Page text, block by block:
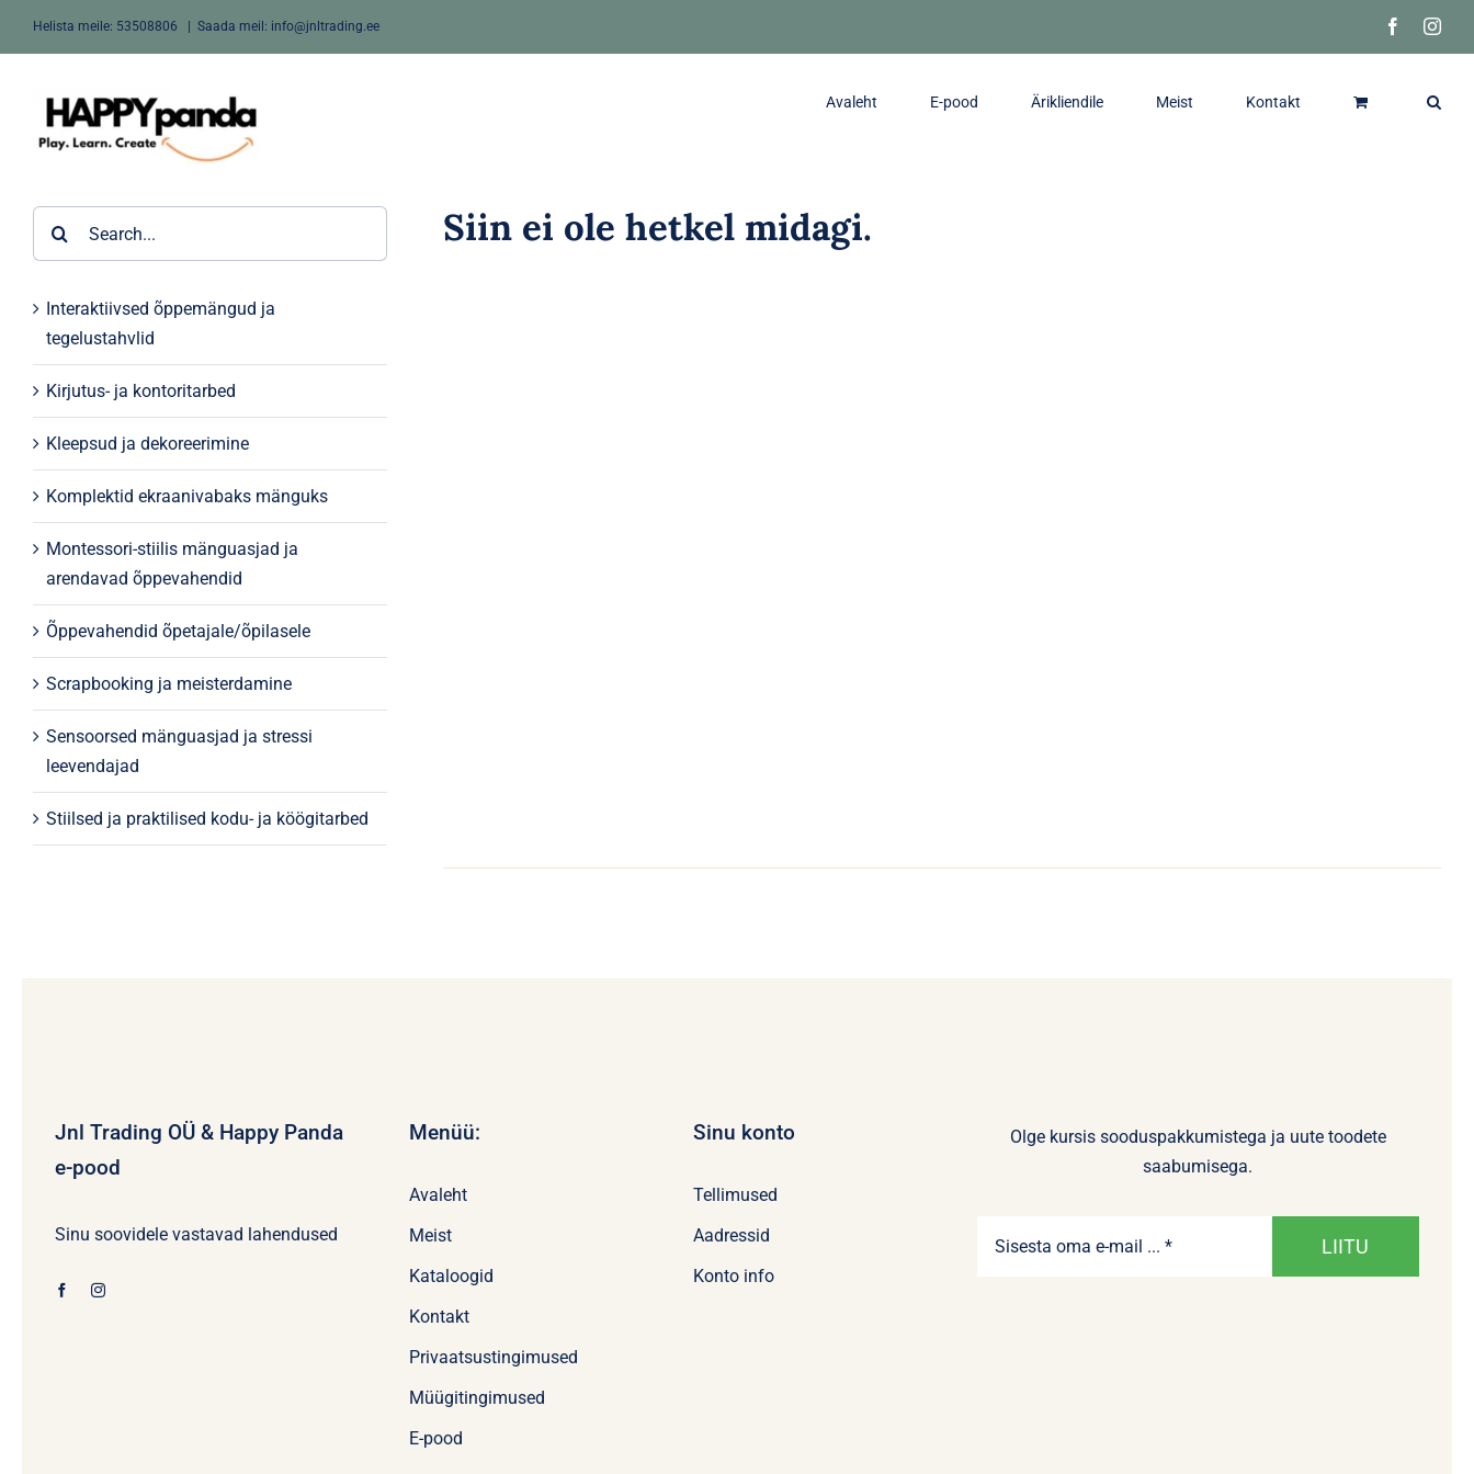
Helista meile: 53508806 Saada meil: info@jnltrading.ee Facebook
Avaleht E-pood Ärikliendile Meist Kontakt
Interaktiivsed õppemängud ja
tegelustahvlid
Kirjutus- ja kontoritarbed
Kleepsud ja dekoreerimine
Komplektid ekraanivabaks mänguks
Montessori-stiilis mänguasjad ja
arendavad õppevahendid
Õppevahendid õpetajale/õpilasele
Scrapbooking ja meisterdamine
Sensoorsed mänguasjad ja stressi
leevendajad
Stiilsed ja praktilised kodu- ja köögitarbed
Siin ei ole hetkel midagi.
Jnl Trading OÜ & Happy Panda
e-pood
Sinu soovidele vastavad lahendused
Menüü:
Avaleht
Meist
Kataloogid
Kontakt
Privaatsustingimused
Müügitingimused
E-pood
Sinu konto
Tellimused
Aadressid
Konto info
Olge kursis sooduspakkumistega ja uute toodete
saabumisega.
LIITU